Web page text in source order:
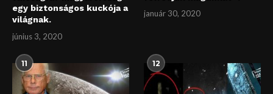
egy biztonságos kuckója a
világnak.
június 3, 2020
január 30, 2020
11 12